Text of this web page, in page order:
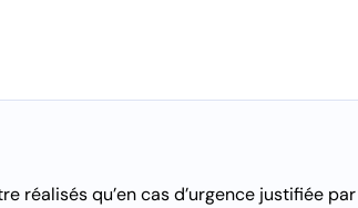
réalisés qu’en cas d’urgence justifiée